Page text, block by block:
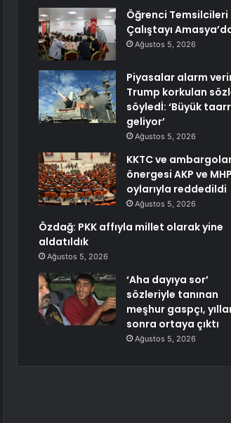
Öğrenci Temsilcileri
Çalıştayı
Ağustos 5, 2026
Piyasalar alarm
Trump korkulan
söyledİ: ‘Büyük
geliyor’
Ağustos 5, 2026
KKTC ve
önergesi AKP ve MHP
oylarıyla reddedildi
Ağustos 5, 2026
Özdağ: PKK affıyla millet olarak yine
aldatıldık
Ağustos 5, 2026
‘Aha dayıya sor’
sözleriyle tanınan
meşhur gaspçı,
sonra ortaya çıktı
Ağustos 5, 2026